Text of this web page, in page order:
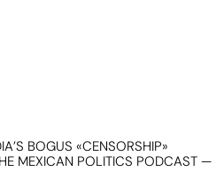
BOGUS «CENSORSHIP»
MEXICAN POLITICS PODCAST —